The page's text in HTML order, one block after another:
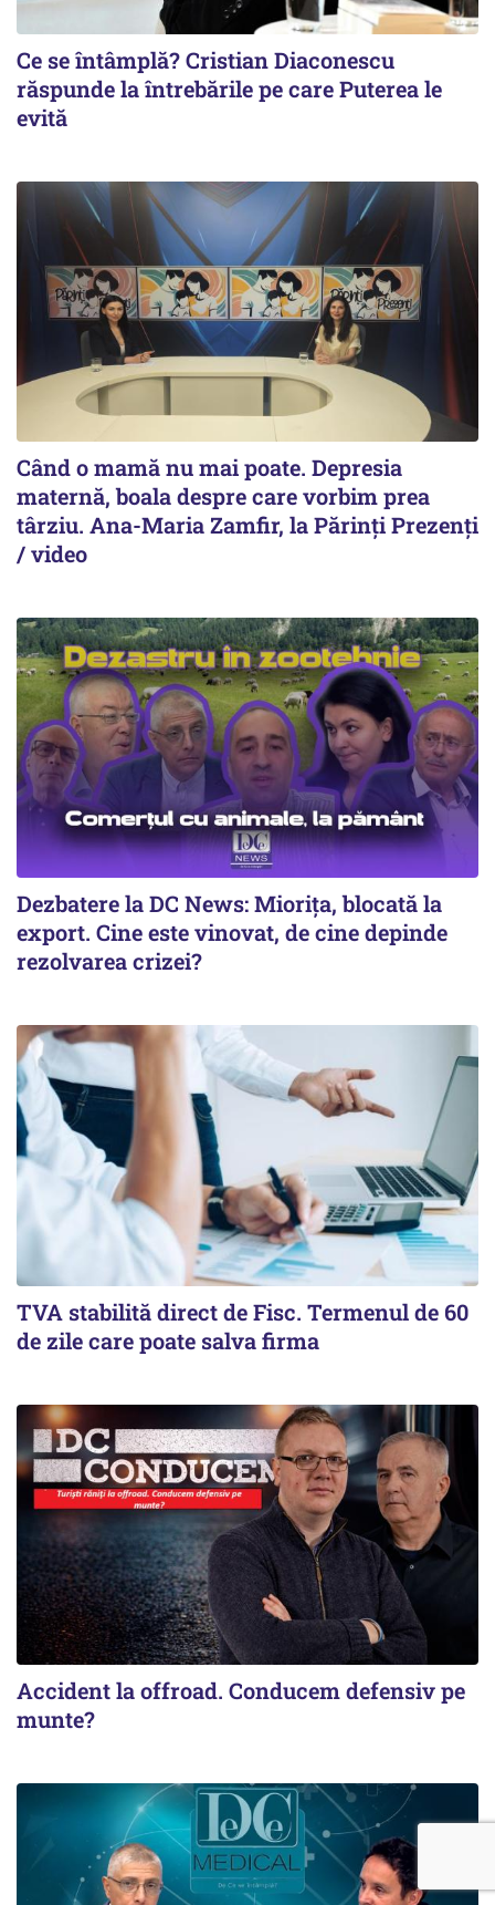
Ce se întâmplă? Cristian Diaconescu
răspunde la întrebările pe care Puterea le
evită
Când o mamă nu mai poate. Depresia
maternă, boala despre care vorbim prea
târziu. Ana-Maria Zamfir, la Părinți Prezenți
/ video
Dezbatere la DC News: Miorița, blocată la
export. Cine este vinovat, de cine depinde
rezolvarea crizei?
TVA stabilită direct de Fisc. Termenul de 60
de zile care poate salva firma
Accident la offroad. Conducem defensiv pe
munte?